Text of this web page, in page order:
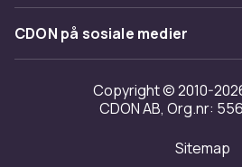
Kundeanmeldelser
Jobbe på CDON
Investor relations
Tilgjengelighet
Merchant Help Center
CDON på sosiale medier
Copyright © 2010-
CDON AB, Org.nr:
Sitemap